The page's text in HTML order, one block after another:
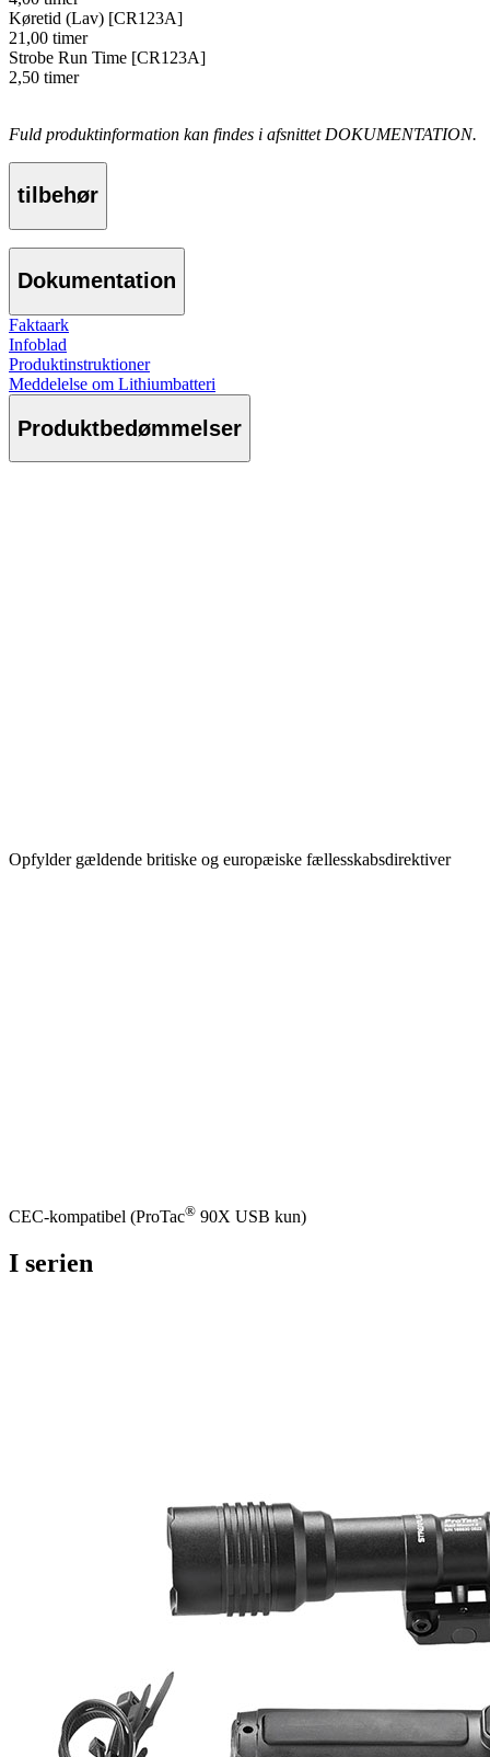
Køretid (Lav) [CR123A]
21,00 timer
Strobe Run Time [CR123A]
2,50 timer
Fuld produktinformation kan findes i afsnittet DOKUMENTATION.
tilbehør
Dokumentation
Faktaark
Infoblad
Produktinstruktioner
Meddelelse om Lithiumbatteri
Produktbedømmelser
Opfylder gældende britiske og europæiske fællesskabsdirektiver
CEC-kompatibel (ProTac® 90X USB kun)
I serien